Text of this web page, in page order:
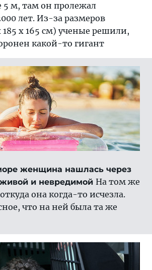
5 м, там он пролежал
лет. Из-за размеров
185 х 165 см) ученые решили,
какой-то гигант
женщина нашлась через
и невредимой На том же
она когда-то исчезла.
что на ней была та же